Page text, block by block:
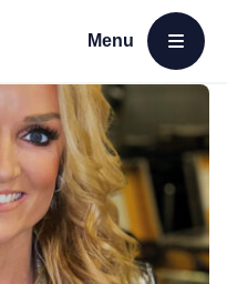
Menu
Open menu